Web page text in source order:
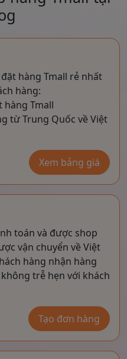
hàng Tmall rẻ nhất
hàng:
hàng Tmall
từ Trung Quốc về Việt
Xem bảng giá
toán và được shop
vận chuyển về Việt
hàng nhận hàng
trễ hẹn với khách
Tạo đơn hàng